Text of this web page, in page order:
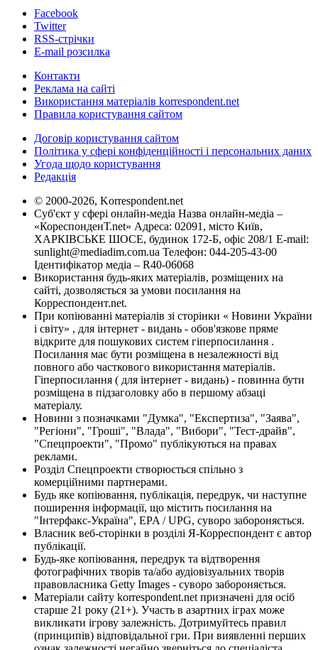
Facebook
Twitter
RSS-стрічки
E-mail розсилка
Контакти
Реклама на сайті
Використання матеріалів korrespondent.net
Правила користування сайтом
Договір користування сайтом
Політика у сфері конфіденційності і персональних даних
Угода щодо користування
Редакція
© 2000-2026, Korrespondent.net
Суб'єкт у сфері онлайн-медіа Назва онлайн-медіа –
«КореспонденТ.net» Адреса: 02091, місто Київ,
ХАРКІВСЬКЕ ШОСЕ, будинок 172-Б, офіс 208/1 E-mail:
sunlight@mediadim.com.ua Телефон: 044-205-43-00
Ідентифікатор медіа – R40-06068
Використання будь-яких матеріалів, розміщених на
сайті, дозволяється за умови посилання на
Корреспондент.net.
При копіюванні матеріалів зі сторінки « Новини України
і світу» , для інтернет - видань - обов'язкове пряме
відкрите для пошукових систем гіперпосилання .
Посилання має бути розміщена в незалежності від
повного або часткового використання матеріалів.
Гіперпосилання ( для інтернет - видань) - повинна бути
розміщена в підзаголовку або в першому абзаці
матеріалу.
Новини з позначками "Думка", "Експертиза", "Заява",
"Регіони", "Гроші", "Влада", "Вибори", "Тест-драйв",
"Спецпроекти", "Промо" публікуються на правах
реклами.
Розділ Спецпроекти створюється спільно з
комерційними партнерами.
Будь яке копіювання, публікація, передрук, чи наступне
поширення інформації, що містить посилання на
"Інтерфакс-Україна", EPA / UPG, суворо забороняється.
Власник веб-сторінки в розділі Я-Корреспондент є автор
публікації.
Будь-яке копіювання, передрук та відтворення
фотографічних творів та/або аудіовізуальних творів
правовласника Getty Images - суворо забороняється.
Матеріали сайту korrespondent.net призначені для осіб
старше 21 року (21+). Участь в азартних іграх може
викликати ігрову залежність. Дотримуйтесь правил
(принципів) відповідальної гри. При виявленні перших